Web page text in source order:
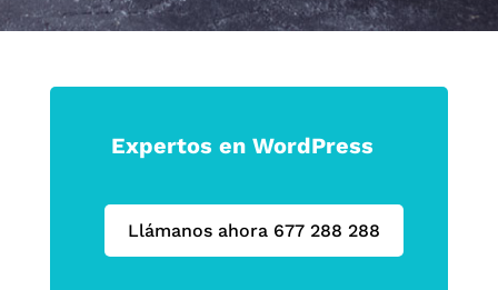
Expertos en WordPress
Llámanos ahora 677 288 288